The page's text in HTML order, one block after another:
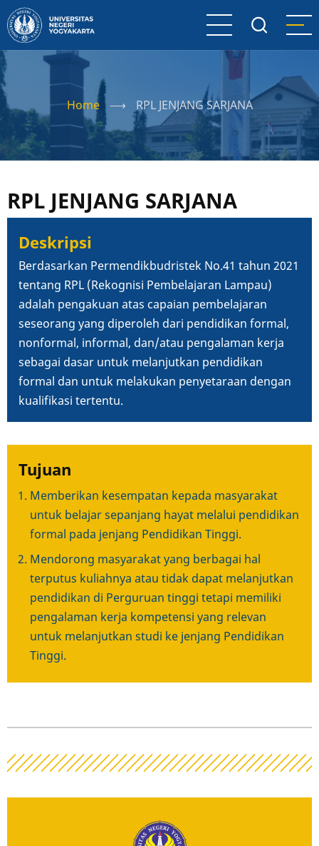
Skip
to
main
content
Home ⟶ RPL JENJANG SARJANA
RPL JENJANG SARJANA
Deskripsi
Berdasarkan Permendikbudristek No.41 tahun 2021
tentang RPL (Rekognisi Pembelajaran Lampau)
adalah pengakuan atas capaian pembelajaran
seseorang yang diperoleh dari pendidikan formal,
nonformal, informal, dan/atau pengalaman kerja
sebagai dasar untuk melanjutkan pendidikan
formal dan untuk melakukan penyetaraan dengan
kualifikasi tertentu.
Tujuan
Memberikan kesempatan kepada masyarakat
untuk belajar sepanjang hayat melalui pendidikan
formal pada jenjang Pendidikan Tinggi.
Mendorong masyarakat yang berbagai hal
terputus kuliahnya atau tidak dapat melanjutkan
pendidikan di Perguruan tinggi tetapi memiliki
pengalaman kerja kompetensi yang relevan
untuk melanjutkan studi ke jenjang Pendidikan
Tinggi.